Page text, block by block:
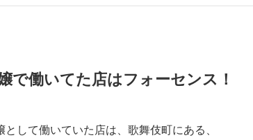
で働いてた店はフォーセンス！
して働いていた店は、歌舞伎町にある、